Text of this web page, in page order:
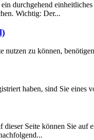
durchgehend
Wichtig: Der...
nutzen zu können,
haben, sind Sie
dieser Seite können Sie